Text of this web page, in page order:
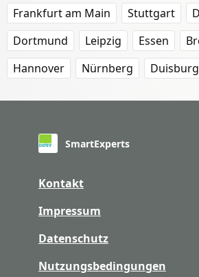
Frankfurt am Main
Stuttgart
Dortmund
Leipzig Essen
Hannover
Nürnberg Duisburg
SmartExperts
Kontakt
Impressum
Datenschutz
Nutzungsbedingungen